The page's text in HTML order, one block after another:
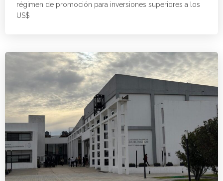
régimen de promoción para inversiones superiores a los
US$